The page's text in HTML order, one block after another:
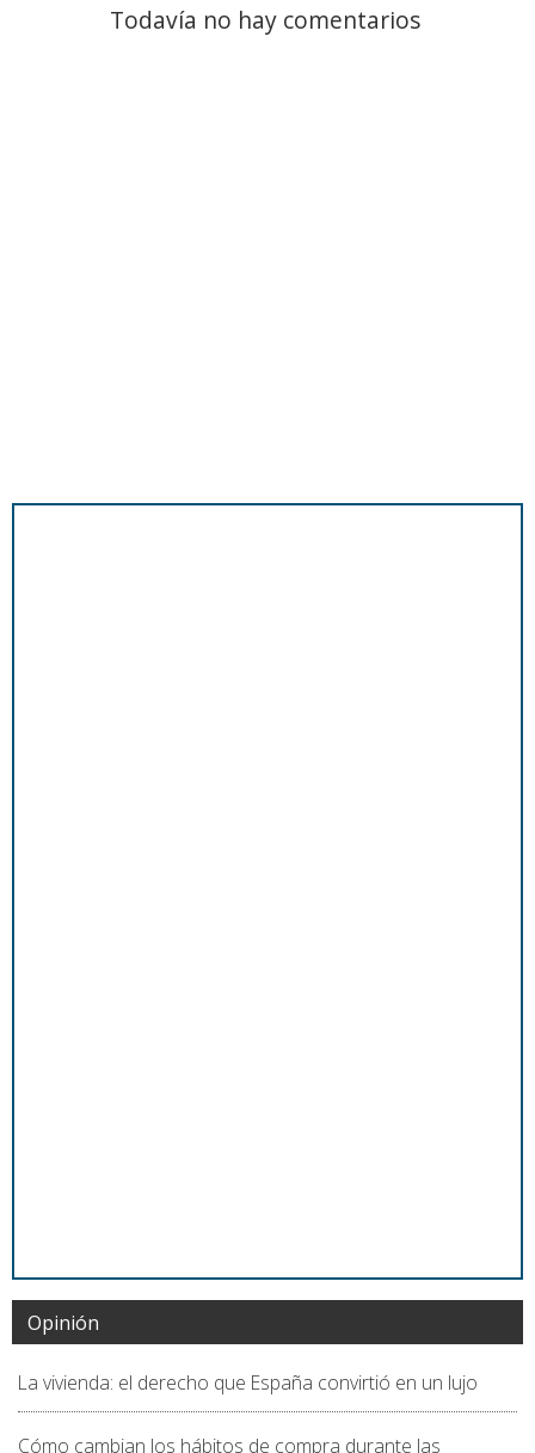
Todavía no hay comentarios
Opinión
La vivienda: el derecho que España convirtió en un lujo
Cómo cambian los hábitos de compra durante las